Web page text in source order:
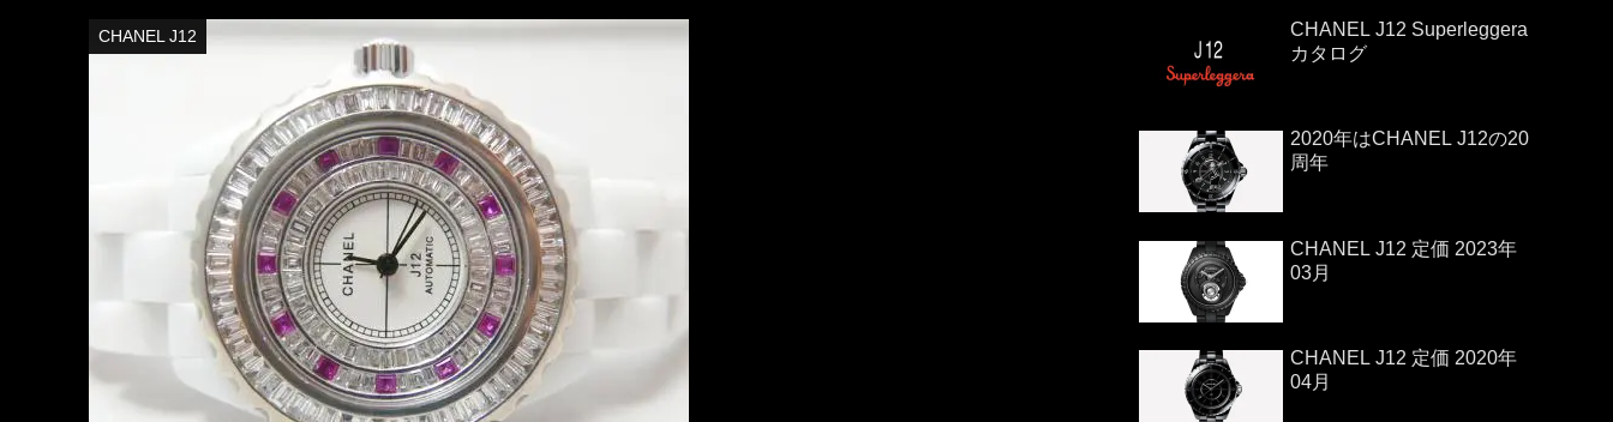
CHANEL J12
CHANEL J12 Superleggera
カタログ
2020年はCHANEL J12の20
周年
CHANEL J12 定価 2023年
03月
CHANEL J12 定価 2020年
04月